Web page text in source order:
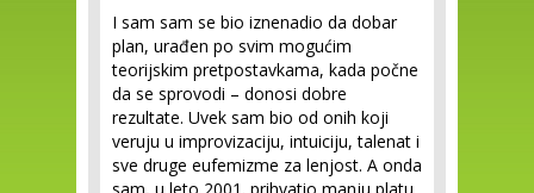
I sam sam se bio iznenadio da dobar
plan, urađen po svim mogućim
teorijskim pretpostavkama, kada počne
da se sprovodi – donosi dobre
rezultate. Uvek sam bio od onih koji
veruju u improvizaciju, intuiciju, talenat i
sve druge eufemizme za lenjost. A onda